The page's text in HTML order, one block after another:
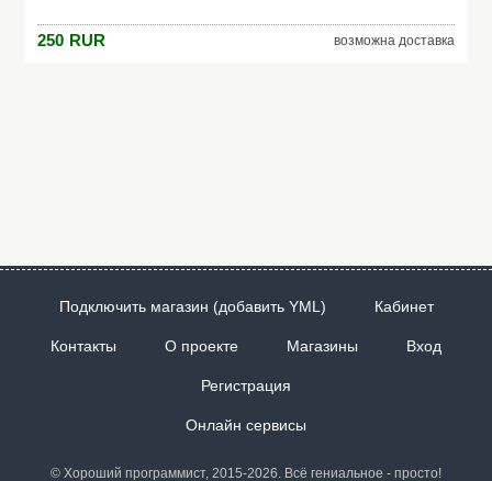
250 RUR возможна доставка
Подключить магазин (добавить YML) Кабинет
Контакты О проекте Магазины Вход
Регистрация
Онлайн сервисы
© Хороший программист, 2015-2026. Всё гениальное - просто!